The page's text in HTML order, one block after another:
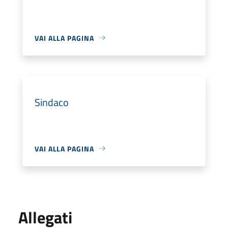
VAI ALLA PAGINA
Sindaco
VAI ALLA PAGINA
Allegati